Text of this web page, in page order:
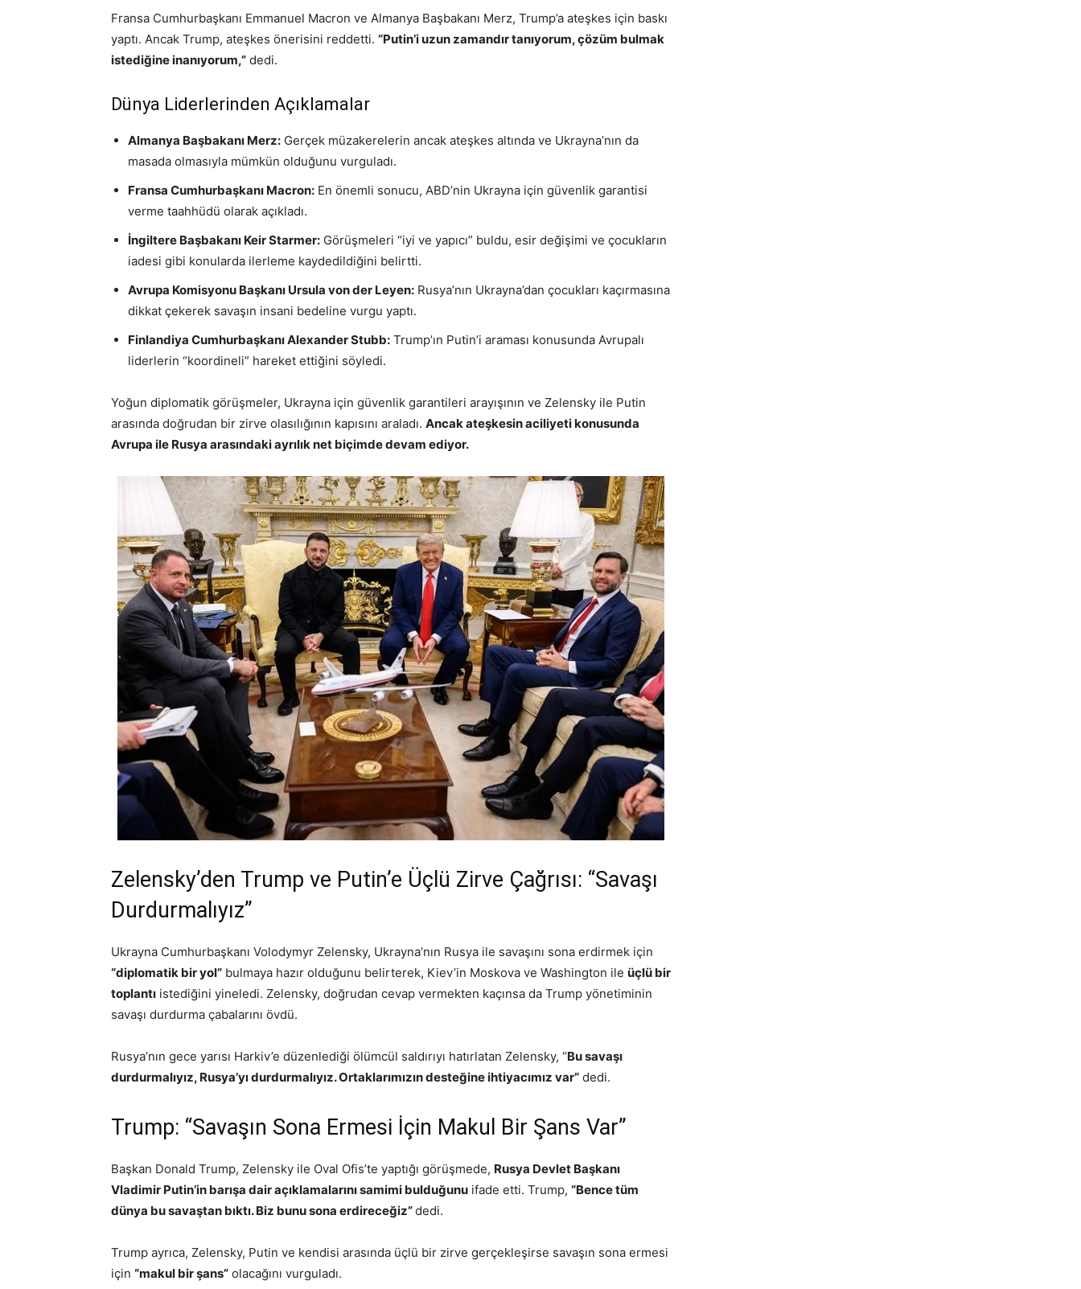
Fransa Cumhurbaşkanı Emmanuel Macron ve Almanya Başbakanı Merz, Trump’a ateşkes için baskı
yaptı. Ancak Trump, ateşkes önerisini reddetti. “Putin’i uzun zamandır tanıyorum, çözüm bulmak
istediğine inanıyorum,” dedi.
Dünya Liderlerinden Açıklamalar
Almanya Başbakanı Merz: Gerçek müzakerelerin ancak ateşkes altında ve Ukrayna’nın da
masada olmasıyla mümkün olduğunu vurguladı.
Fransa Cumhurbaşkanı Macron: En önemli sonucu, ABD’nin Ukrayna için güvenlik garantisi
verme taahhüdü olarak açıkladı.
İngiltere Başbakanı Keir Starmer: Görüşmeleri “iyi ve yapıcı” buldu, esir değişimi ve çocukların
iadesi gibi konularda ilerleme kaydedildiğini belirtti.
Avrupa Komisyonu Başkanı Ursula von der Leyen: Rusya’nın Ukrayna’dan çocukları kaçırmasına
dikkat çekerek savaşın insani bedeline vurgu yaptı.
Finlandiya Cumhurbaşkanı Alexander Stubb: Trump’ın Putin’i araması konusunda Avrupalı
liderlerin “koordineli” hareket ettiğini söyledi.
Yoğun diplomatik görüşmeler, Ukrayna için güvenlik garantileri arayışının ve Zelensky ile Putin
arasında doğrudan bir zirve olasılığının kapısını araladı. Ancak ateşkesin aciliyeti konusunda
Avrupa ile Rusya arasındaki ayrılık net biçimde devam ediyor.
Zelensky’den Trump ve Putin’e Üçlü Zirve Çağrısı: “Savaşı
Durdurmalıyız”
Ukrayna Cumhurbaşkanı Volodymyr Zelensky, Ukrayna’nın Rusya ile savaşını sona erdirmek için
“diplomatik bir yol” bulmaya hazır olduğunu belirterek, Kiev’in Moskova ve Washington ile üçlü bir
toplantı istediğini yineledi. Zelensky, doğrudan cevap vermekten kaçınsa da Trump yönetiminin
savaşı durdurma çabalarını övdü.
Rusya’nın gece yarısı Harkiv’e düzenlediği ölümcül saldırıyı hatırlatan Zelensky, “Bu savaşı
durdurmalıyız, Rusya’yı durdurmalıyız. Ortaklarımızın desteğine ihtiyacımız var” dedi.
Trump: “Savaşın Sona Ermesi İçin Makul Bir Şans Var”
Başkan Donald Trump, Zelensky ile Oval Ofis’te yaptığı görüşmede, Rusya Devlet Başkanı
Vladimir Putin’in barışa dair açıklamalarını samimi bulduğunu ifade etti. Trump, “Bence tüm
dünya bu savaştan bıktı. Biz bunu sona erdireceğiz”dedi.
Trump ayrıca, Zelensky, Putin ve kendisi arasında üçlü bir zirve gerçekleşirse savaşın sona ermesi
için “makul bir şans” olacağını vurguladı.